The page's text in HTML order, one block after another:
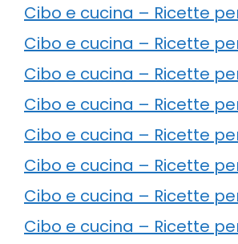
Cibo e cucina – Ricette
Cibo e cucina – Ricette
Cibo e cucina – Ricette
Cibo e cucina – Ricette
Cibo e cucina – Ricette
Cibo e cucina – Ricette
Cibo e cucina – Ricette
Cibo e cucina – Ricette